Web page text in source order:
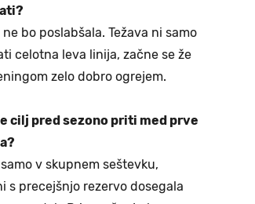
bo poslabšala. Težava ni samo
celotna leva linija, začne se že
zelo dobro ogrejem.
cilj pred sezono priti med prve
v skupnem seštevku,
s precejšnjo rezervo dosegala